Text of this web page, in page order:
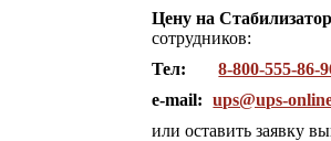
Цену на
сотрудников:
Тел:
8-800-555-86-
e-mail:
ups@ups-
или оставить заявку